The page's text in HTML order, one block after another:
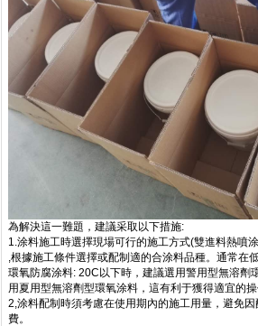
為解決這一難題，建議采取以下措施:
1.涂料施工時選擇現場可行的施工方式(雙進料熱噴
,根據施工條件選擇或配制適的合涂料品種。通常在
環氧防腐涂料: 20C以下時，建議選用警用型無溶劑
用夏用型無溶劑型環氧涂料，這有利于獲得適宜的操
2,涂料配制時須考慮在使用期內的施工用量，避免
費。